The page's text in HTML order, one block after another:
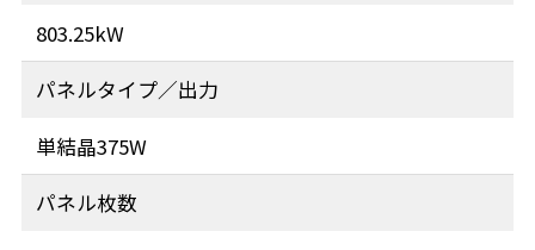
803.25kW
パネルタイプ／出力
単結晶375W
パネル枚数